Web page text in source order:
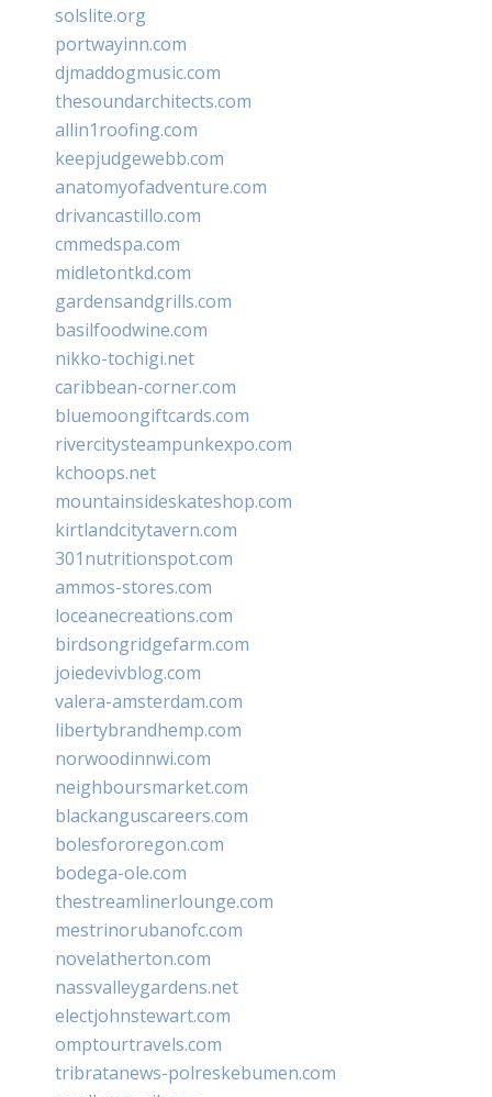
solslite.org
portwayinn.com
djmaddogmusic.com
thesoundarchitects.com
allin1roofing.com
keepjudgewebb.com
anatomyofadventure.com
drivancastillo.com
cmmedspa.com
midletontkd.com
gardensandgrills.com
basilfoodwine.com
nikko-tochigi.net
caribbean-corner.com
bluemoongiftcards.com
rivercitysteampunkexpo.com
kchoops.net
mountainsideskateshop.com
kirtlandcitytavern.com
301nutritionspot.com
ammos-stores.com
loceanecreations.com
birdsongridgefarm.com
joiedevivblog.com
valera-amsterdam.com
libertybrandhemp.com
norwoodinnwi.com
neighboursmarket.com
blackanguscareers.com
bolesfororegon.com
bodega-ole.com
thestreamlinerlounge.com
mestrinorubanofc.com
novelatherton.com
nassvalleygardens.net
electjohnstewart.com
omptourtravels.com
tribratanews-polreskebumen.com